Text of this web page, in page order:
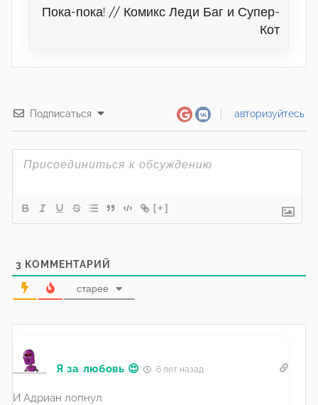
Пока-пока! // Комикс Леди Баг и Супер-
Кот
Подписаться авторизуйтесь
[+]
3 КОММЕНТАРИЙ
старее
Я за любовь 😍 6 лет назад
И Адриан лопнул